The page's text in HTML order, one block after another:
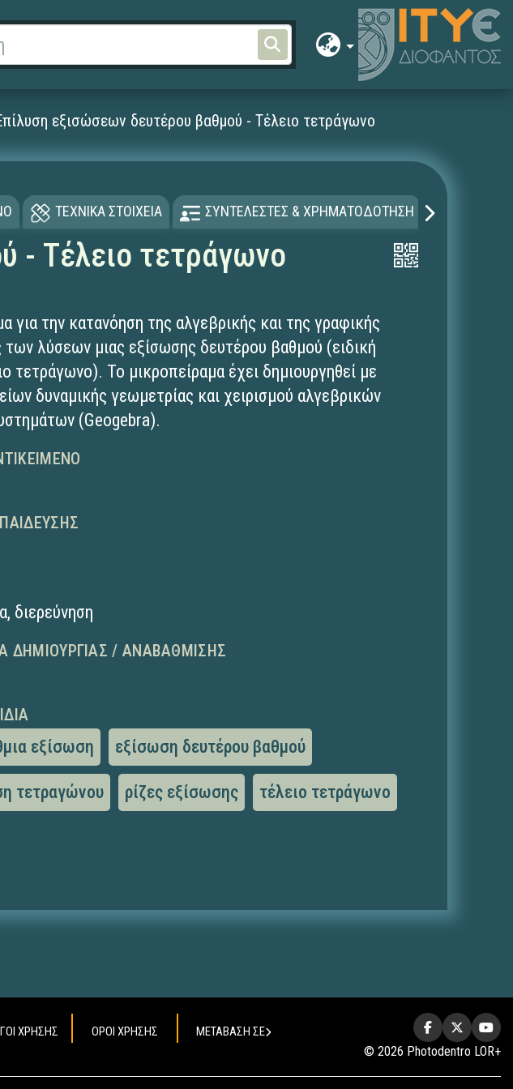
εξισώσεων δευτέρου βαθμού - Τέλειο τετράγωνο
ΤΕΧΝΙΚΑ ΣΤΟΙΧΕΙΑ ΣΥΝΤΕΛΕΣΤΕΣ & ΧΡΗΜΑΤΟΔΟΤΗΣΗ
- Τέλειο τετράγωνο
για την κατανόηση της αλγεβρικής και της γραφικής
των λύσεων μιας εξίσωσης δευτέρου βαθμού (ειδική
τετράγωνο). To μικροπείραμα έχει δημιουργηθεί με
δυναμικής γεωμετρίας και χειρισμού αλγεβρικών
(Geogebra).
, διερεύνηση
ΔΗΜΙΟΥΡΓΊΑΣ / ΑΝΑΒΆΘΜΙΣΗΣ
εξίσωση εξίσωση δευτέρου βαθμού
τετραγώνου ρίζες εξίσωσης τέλειο τετράγωνο
ΧΡΗΣΗΣ ΟΡΟΙ ΧΡΗΣΗΣ ΜΕΤΑΒΑΣΗ ΣΕ
© 2026 Photodentro LOR+